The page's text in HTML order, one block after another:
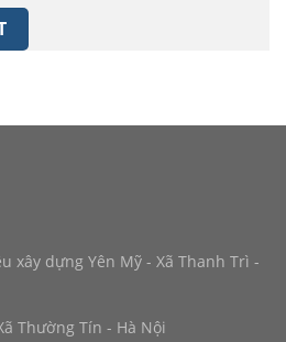
xây dựng Yên Mỹ - Xã Thanh Trì -
Thường Tín - Hà Nội